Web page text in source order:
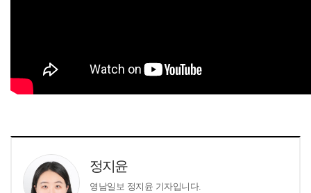
정지윤
영남일보 정지윤 기자입니다.